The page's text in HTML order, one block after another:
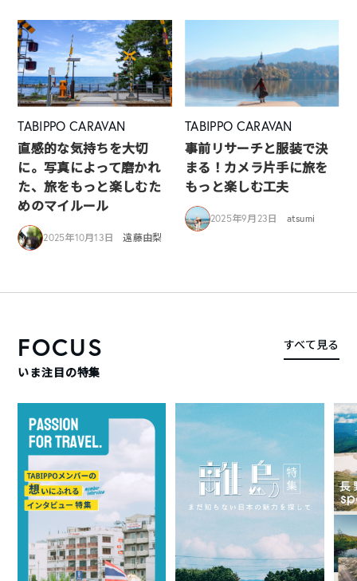
TABIPPO CARAVAN
直感的な気持ちを大切
に。写真によって磨かれ
た、旅をもっと楽しむた
めのマイルール
2025年10月13日 遠藤由梨
TABIPPO CARAVAN
事前リサーチと服装で決
まる！カメラ片手に旅を
もっと楽しむ工夫
2025年9月23日 atsumi
FOCUS
いま注目の特集
すべて見る